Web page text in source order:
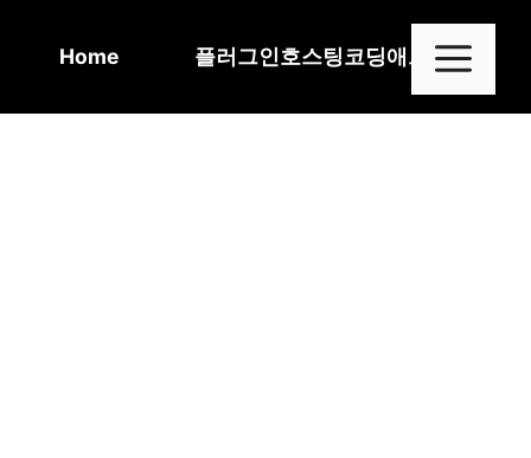
Home 플러그인호스팅코딩애드센스